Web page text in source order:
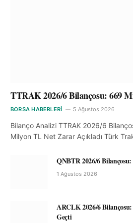
TTRAK 2026/6 Bilançosu: 669
BORSA HABERLERI 5 Ağustos 2026
Bilanço Analizi TTRAK 2026/6
Milyon TL Net Zarar Açıkladı Türk
QNBTR 2026/6
1 Ağustos 2026
ARCLK 2026/6
Geçti